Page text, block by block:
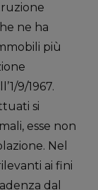
ne ha
più
9/1967.
si
esse non
Nel
ai fini
dal